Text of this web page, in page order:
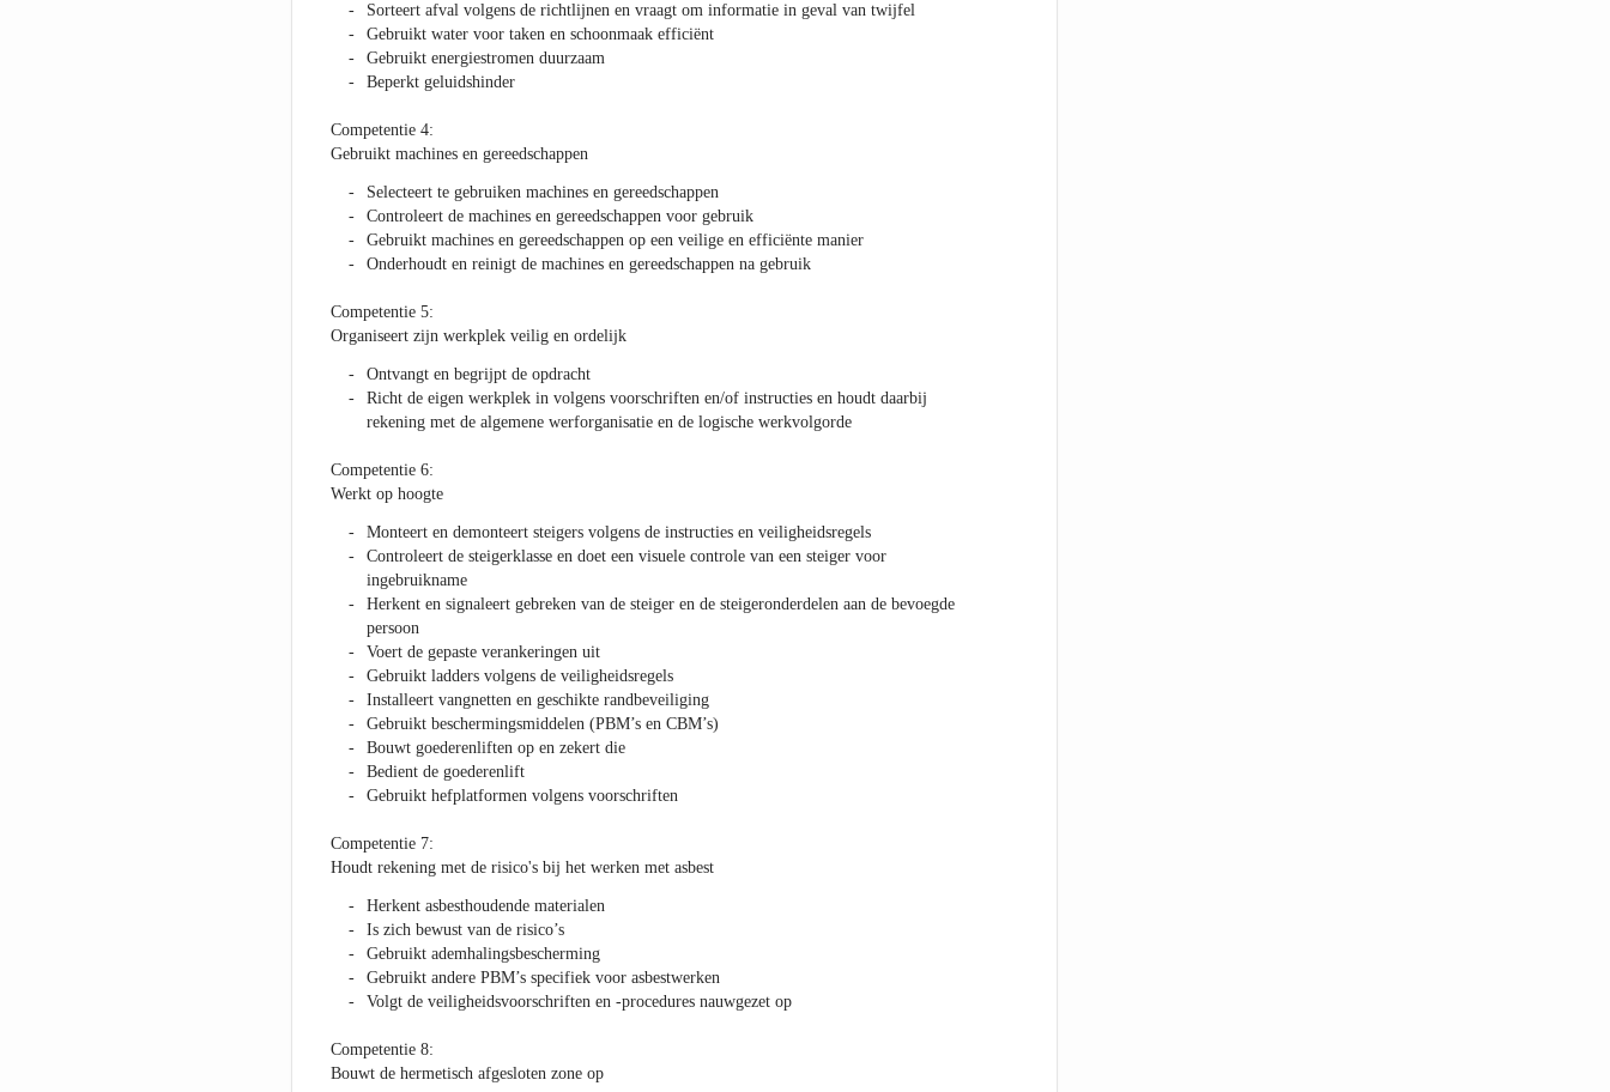
Sorteert afval volgens de richtlijnen en vraagt om informatie in geval van twijfel
Gebruikt water voor taken en schoonmaak efficiënt
Gebruikt energiestromen duurzaam
Beperkt geluidshinder
Competentie 4:
Gebruikt machines en gereedschappen
Selecteert te gebruiken machines en gereedschappen
Controleert de machines en gereedschappen voor gebruik
Gebruikt machines en gereedschappen op een veilige en efficiënte manier
Onderhoudt en reinigt de machines en gereedschappen na gebruik
Competentie 5:
Organiseert zijn werkplek veilig en ordelijk
Ontvangt en begrijpt de opdracht
Richt de eigen werkplek in volgens voorschriften en/of instructies en houdt daarbij
rekening met de algemene werforganisatie en de logische werkvolgorde
Competentie 6:
Werkt op hoogte
Monteert en demonteert steigers volgens de instructies en veiligheidsregels
Controleert de steigerklasse en doet een visuele controle van een steiger voor
ingebruikname
Herkent en signaleert gebreken van de steiger en de steigeronderdelen aan de bevoegde
persoon
Voert de gepaste verankeringen uit
Gebruikt ladders volgens de veiligheidsregels
Installeert vangnetten en geschikte randbeveiliging
Gebruikt beschermingsmiddelen (PBM’s en CBM’s)
Bouwt goederenliften op en zekert die
Bedient de goederenlift
Gebruikt hefplatformen volgens voorschriften
Competentie 7:
Houdt rekening met de risico's bij het werken met asbest
Herkent asbesthoudende materialen
Is zich bewust van de risico’s
Gebruikt ademhalingsbescherming
Gebruikt andere PBM’s specifiek voor asbestwerken
Volgt de veiligheidsvoorschriften en -procedures nauwgezet op
Competentie 8:
Bouwt de hermetisch afgesloten zone op